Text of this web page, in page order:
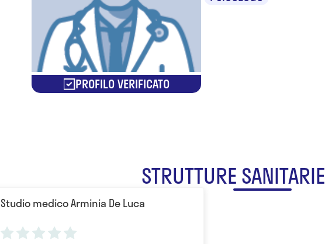
PROFILO VERIFICATO
STRUTTURE SANITARIE
Studio medico Arminia De Luca